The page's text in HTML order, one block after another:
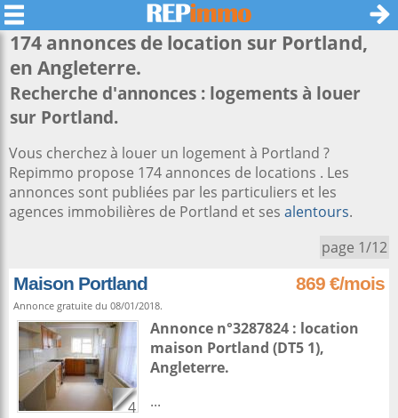
174 annonces de location sur Portland,
en Angleterre.
Recherche d'annonces : logements à louer
sur Portland.
Vous cherchez à louer un logement à Portland ?
Repimmo propose 174 annonces de locations . Les
annonces sont publiées par les particuliers et les
agences immobilières de Portland et ses alentours.
page 1/12
Maison Portland 869 €/mois
Annonce gratuite du 08/01/2018.
4
Annonce n°3287824 : location
maison Portland (DT5 1),
Angleterre.
...